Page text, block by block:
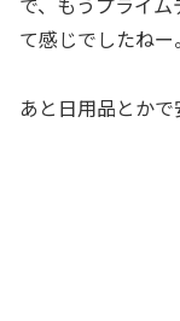
て感じでしたねー。
あと日用品とかで